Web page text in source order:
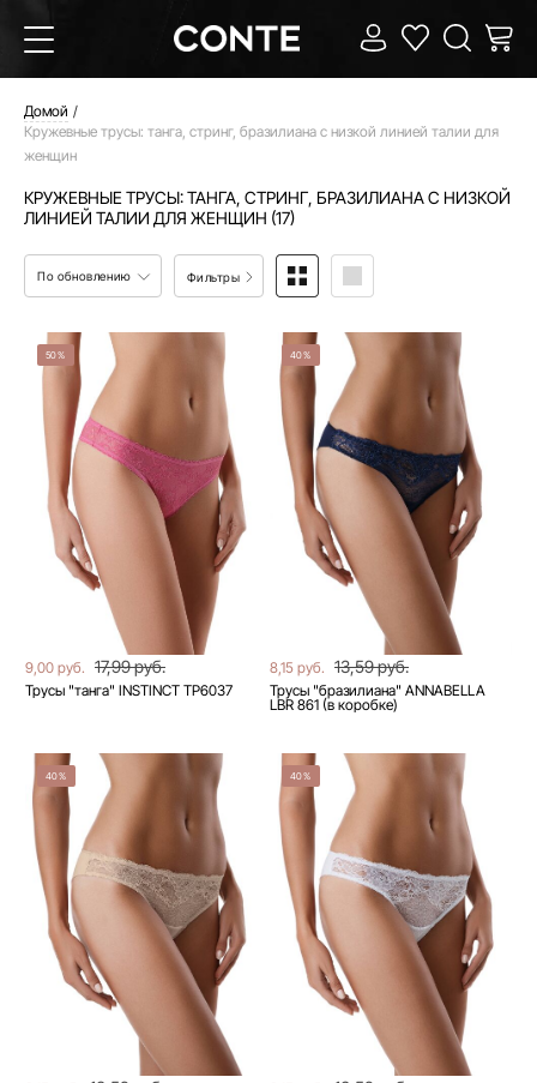
Домой
Кружевные трусы: танга, стринг, бразилиана с низкой линией талии для
женщин
КРУЖЕВНЫЕ ТРУСЫ: ТАНГА, СТРИНГ, БРАЗИЛИАНА С НИЗКОЙ
ЛИНИЕЙ ТАЛИИ ДЛЯ ЖЕНЩИН (17)
По обновлению Фильтры
50%
9,00 руб. 17,99 руб.
Трусы "танга" INSTINCT TP6037
40%
8,15 руб. 13,59 руб.
Трусы "бразилиана" ANNABELLA
LBR 861 (в коробке)
40% 40%